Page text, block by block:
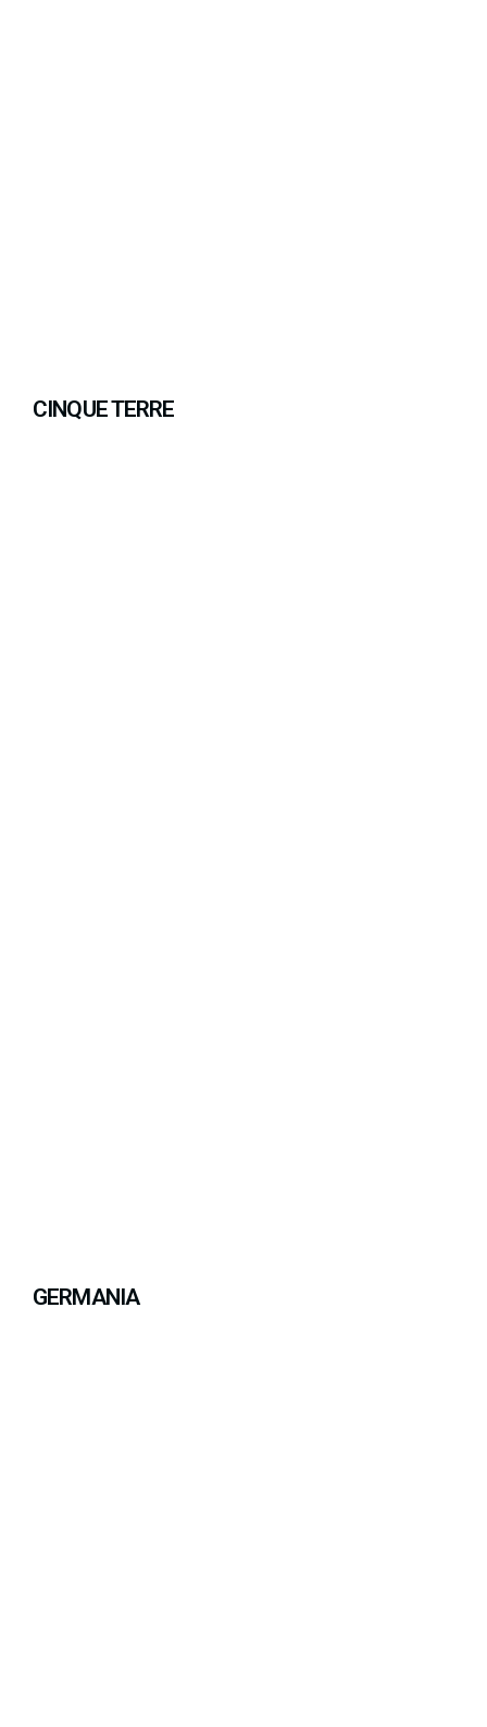
CINQUE TERRE
GERMANIA